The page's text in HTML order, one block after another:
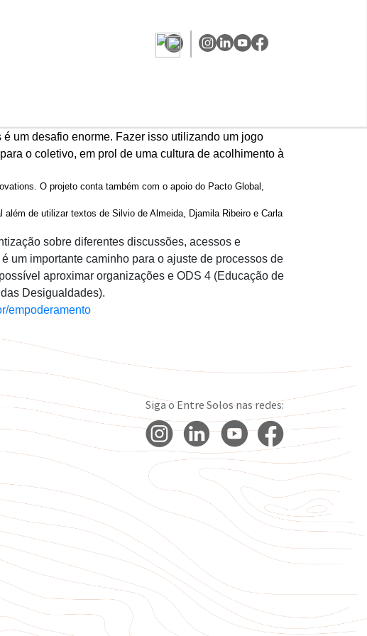
um desafio enorme. Fazer isso utilizando um jogo
o coletivo, em prol de uma cultura de acolhimento à
O projeto conta também com o apoio do Pacto Global,
de utilizar textos de Silvio de Almeida, Djamila Ribeiro e Carla
sobre diferentes discussões, acessos e
um importante caminho para o ajuste de processos de
aproximar organizações e ODS 4 (Educação de
Desigualdades).
empoderamento
Siga o Entre Solos nas redes: